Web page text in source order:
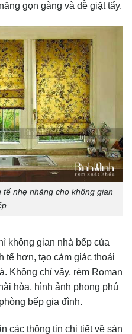
gọn gàng và dễ giặt tẩy.
nhẹ nhàng cho không gian
không gian nhà bếp của
tế hơn, tạo cảm giác thoải
Không chỉ vậy, rèm Roman
hòa, hình ảnh phong phú
bếp gia đình.
các thông tin chi tiết về sản